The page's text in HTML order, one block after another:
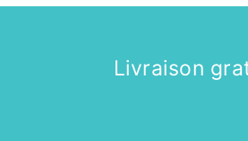
Livraison